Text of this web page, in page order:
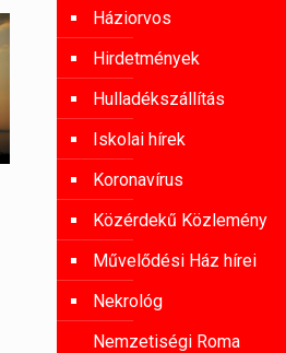
Háziorvos
Hirdetmények
Hulladékszállítás
Iskolai hírek
Koronavírus
Közérdekű Közlemény
Művelődési Ház hírei
Nekrológ
Nemzetiségi Roma